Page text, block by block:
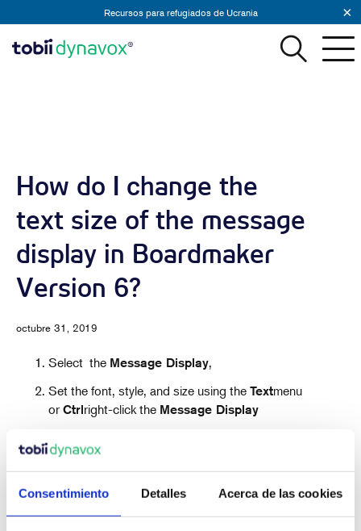
Consentimiento Detalles Acerca de las cookies
Recursos para refugiados de Ucrania
How do I change the
text size of the message
display in Boardmaker
Version 6?
octubre 31, 2019
Select the Message Display,
Set the font, style, and size using the Textmenu
or Ctrlright-click the Message Display